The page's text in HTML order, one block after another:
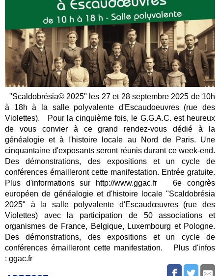
"Scaldobrésia© 2025" les 27 et 28 septembre 2025 de 10h
à 18h à la salle polyvalente d'Escaudoeuvres (rue des
Violettes). Pour la cinquième fois, le G.G.A.C. est heureux
de vous convier à ce grand rendez-vous dédié à la
généalogie et à l'histoire locale au Nord de Paris. Une
cinquantaine d'exposants seront réunis durant ce week-end.
Des démonstrations, des expositions et un cycle de
conférences émailleront cette manifestation. Entrée gratuite.
Plus d'informations sur http://www.ggac.fr 6e congrès
européen de généalogie et d'histoire locale "Scaldobrésia
2025" à la salle polyvalente d'Escaudœuvres (rue des
Violettes) avec la participation de 50 associations et
organismes de France, Belgique, Luxembourg et Pologne.
Des démonstrations, des expositions et un cycle de
conférences émailleront cette manifestation. Plus d'infos
: ggac.fr